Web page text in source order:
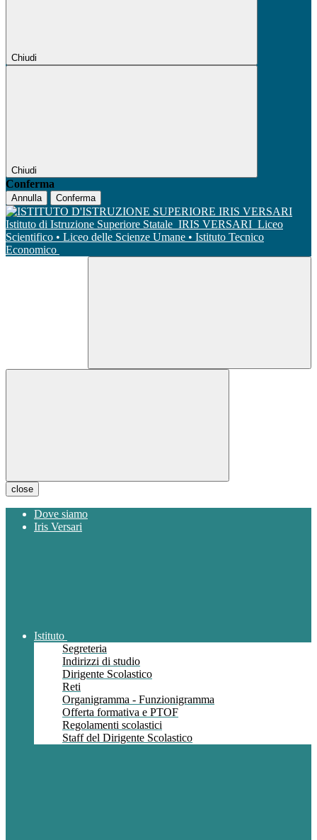
Chiudi
Chiudi
Conferma
Annulla Conferma
Istituto di Istruzione Superiore Statale IRIS VERSARI Liceo
Scientifico • Liceo delle Scienze Umane • Istituto Tecnico
Economico
close
Dove siamo
Iris Versari
Istituto
Segreteria
Indirizzi di studio
Dirigente Scolastico
Reti
Organigramma - Funzionigramma
Offerta formativa e PTOF
Regolamenti scolastici
Staff del Dirigente Scolastico